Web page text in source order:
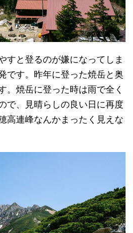
すと登るのが嫌になってしま
です。昨年に登った焼岳と奥
。焼岳に登った時は雨で全く
で、見晴らしの良い日に再度
高連峰なんかまったく見えな